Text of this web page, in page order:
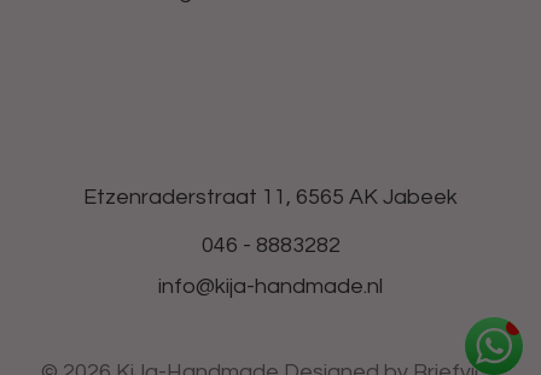
Etzenraderstraat 11, 6565 AK Jabeek
046 - 8883282
info@kija-handmade.nl